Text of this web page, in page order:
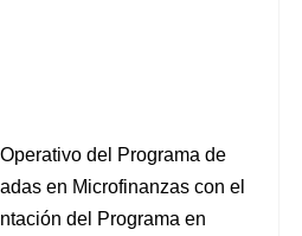
del Programa de
en Microfinanzas con el
del Programa en